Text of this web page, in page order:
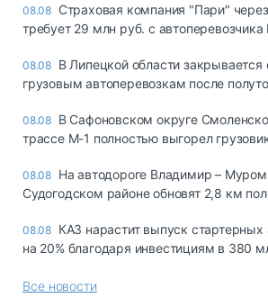
08.08 Страховая компания "Пари"
требует 29 млн руб. с автоперевозчика
08.08 В Липецкой области
грузовым автоперевозкам после
08.08 В Сафоновском округе
трассе М-1 полностью выгорел
08.08 На автодороге Владимир –
Судогодском районе обновят 2,8 км
08.08 КАЗ нарастит выпуск стартерных
на 20% благодаря инвестициям в 380
Все новости